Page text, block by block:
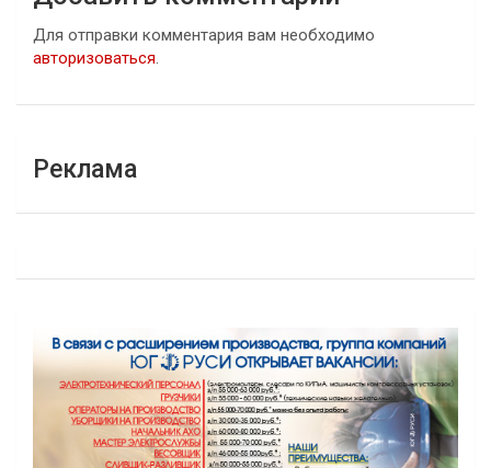
Для отправки комментария вам необходимо
авторизоваться.
Реклама